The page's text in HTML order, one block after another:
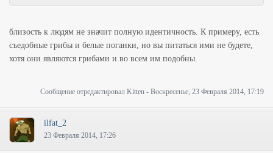
близость к людям не значит полную идентичность. К примеру, есть
съедобные грибы и белые поганки, но вы питаться ими не будете,
хотя они являются грибами и во всем им подобны.
Сообщение отредактировал Kitten - Воскресенье, 23 Февраля 2014, 17:19
ilfat_2
23 Февраля 2014, 17:26